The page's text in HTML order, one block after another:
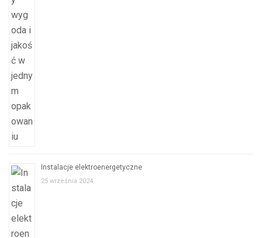
Instalacje elektroenergetyczne
25 września 2024